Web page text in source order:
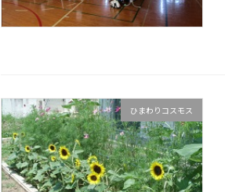
ひまわりコスモス